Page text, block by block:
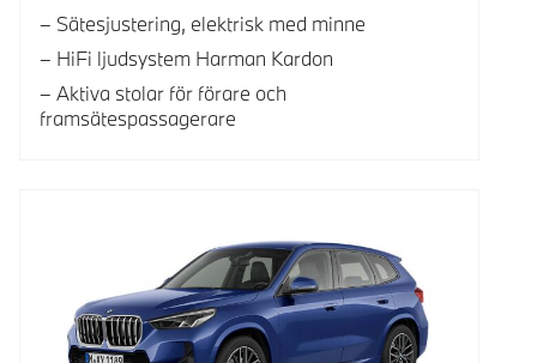
Sätesjustering, elektrisk med minne
HiFi ljudsystem Harman Kardon
Aktiva stolar för förare och
framsätespassagerare